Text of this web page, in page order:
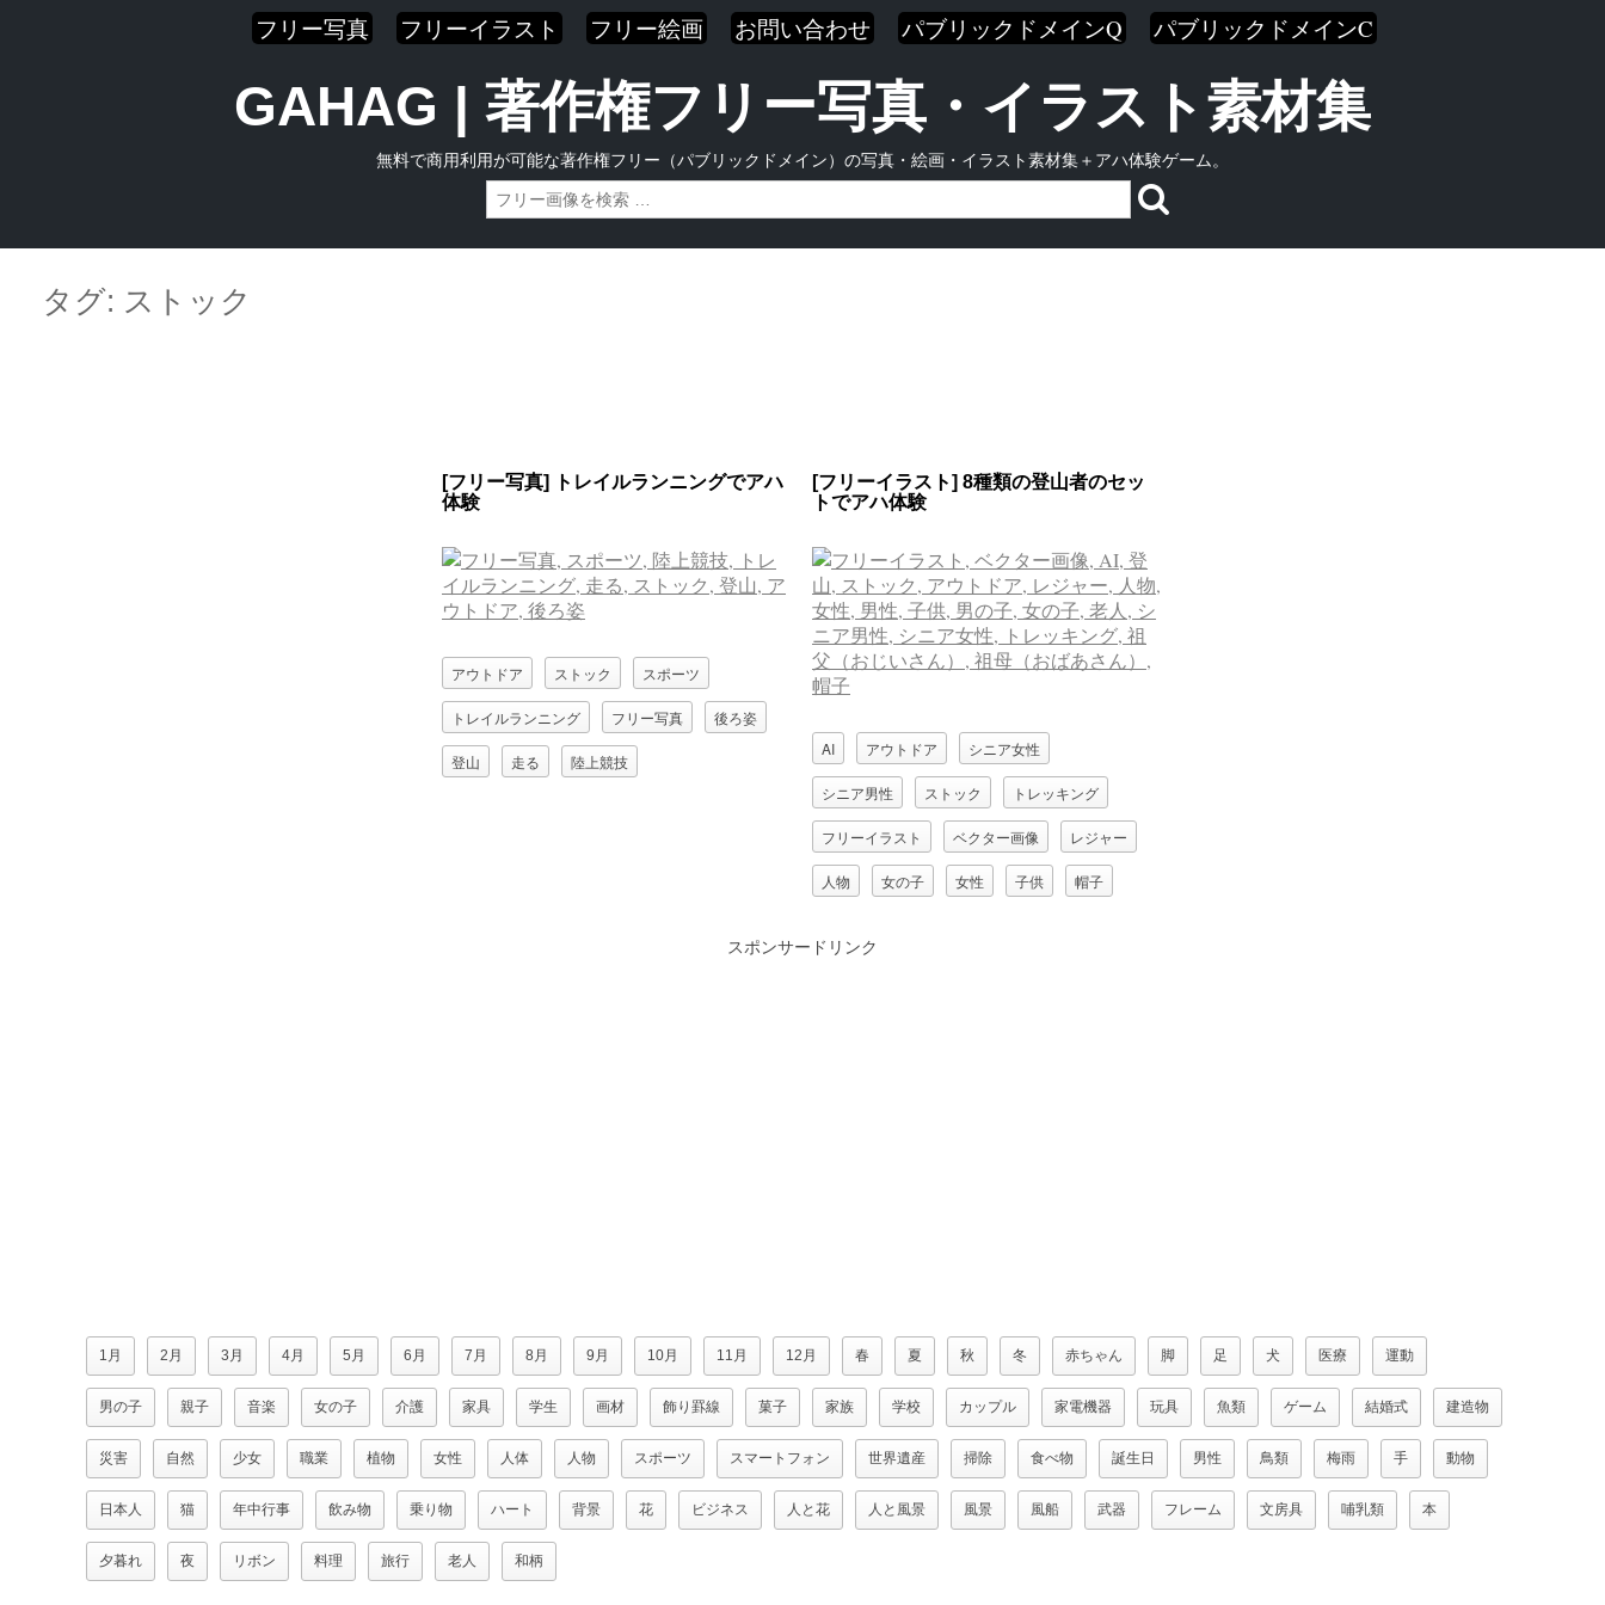
フリー写真 フリーイラスト フリー絵画 お問い合わせ パブリックドメインQ パブリックドメインC
GAHAG | 著作権フリー写真・イラスト素材集
無料で商用利用が可能な著作権フリー（パブリックドメイン）の写真・絵画・イラスト素材集＋アハ体験ゲーム。
contentタグ: ストック
[フリー写真] トレイルランニングでアハ
体験
アウトドア ストック スポーツ
トレイルランニング フリー写真 後ろ姿
登山 走る 陸上競技
[フリーイラスト] 8種類の登山者のセッ
トでアハ体験
AI アウトドア シニア女性
シニア男性 ストック トレッキング
フリーイラスト ベクター画像 レジャー
人物 女の子 女性 子供 帽子
スポンサードリンク
1月 2月 3月 4月 5月 6月 7月 8月 9月 10月 11月 12月 春 夏 秋 冬 赤ちゃん 脚 足 犬 医療 運動
男の子 親子 音楽 女の子 介護 家具 学生 画材 飾り罫線 菓子 家族 学校 カップル 家電機器 玩具 魚類 ゲーム 結婚式 建造物
災害 自然 少女 職業 植物 女性 人体 人物 スポーツ スマートフォン 世界遺産 掃除 食べ物 誕生日 男性 鳥類 梅雨 手 動物
日本人 猫 年中行事 飲み物 乗り物 ハート 背景 花 ビジネス 人と花 人と風景 風景 風船 武器 フレーム 文房具 哺乳類 本
夕暮れ 夜 リボン 料理 旅行 老人 和柄